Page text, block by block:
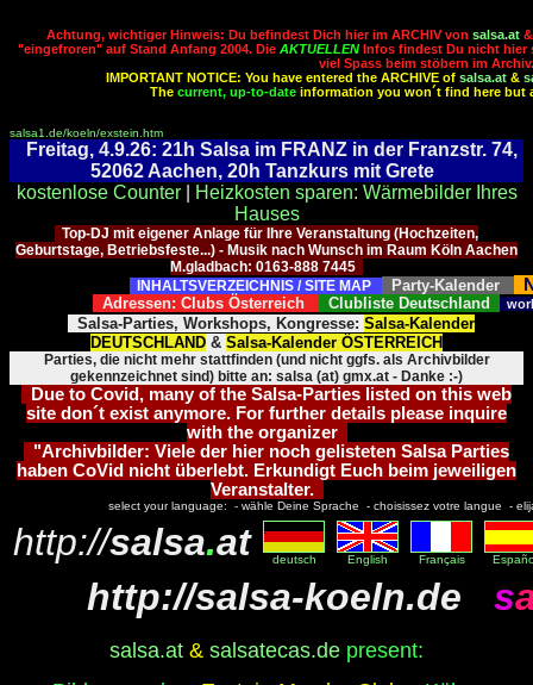
Achtung, wichtiger Hinweis: Du befindest Dich hier im ARCHIV von salsa.at
"eingefroren" auf Stand Anfang 2004. Die AKTUELLENInfos findest Du nicht hier
viel Spass beim stöbern im Archiv.
IMPORTANT NOTICE: You have entered the ARCHIVE of salsa.at&
The current, up-to-date information you won´t find here but
salsa1.de/koeln/exstein.htm
Freitag, 4.9.26: 21h Salsa im FRANZ in der Franzstr. 74,
52062 Aachen, 20h Tanzkurs mit Grete
kostenlose Counter|
Heizkosten sparen: Wärmebilder Ihres
Hauses
Top-DJ mit eigener Anlage für Ihre Veranstaltung (Hochzeiten,
Geburtstage, Betriebsfeste...) - Musik nach Wunsch im Raum Köln Aachen
M.gladbach: 0163-888 7445
INHALTSVERZEICHNIS / SITE MAP
Party-Kalender
Adressen: Clubs Österreich Clubliste Deutschland
Salsa-Parties, Workshops, Kongresse: Salsa-Kalender
DEUTSCHLAND & Salsa-Kalender ÖSTERREICH
Parties, die nicht mehr stattfinden (und nicht ggfs. als Archivbilder
gekennzeichnet sind) bitte an: salsa (at) gmx.at - Danke :-)
Due to Covid, many of the Salsa-Parties listed on this web
site don´t exist anymore. For further details please inquire
with the organizer
"Archivbilder: Viele der hier noch gelisteten Salsa Parties
haben CoVid nicht überlebt. Erkundigt Euch beim jeweiligen
Veranstalter.
select your language: - wähle Deine Sprache - choisissez votre langue -
http://salsa.at deutsch English Français
http://salsa-koeln.de s
salsa.at & salsatecas.de present: